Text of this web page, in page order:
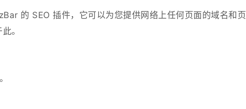
的 SEO 插件，它可以为您提供网络上任何页面的域名和页
。